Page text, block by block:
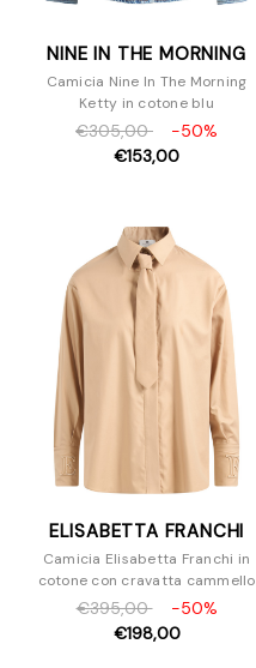
NINE IN THE MORNING
Camicia Nine In The Morning
Ketty in cotone blu
€305,00
-50%
€153,00
ELISABETTA FRANCHI
Camicia Elisabetta Franchi in
cotone con cravatta cammello
€395,00
-50%
€198,00